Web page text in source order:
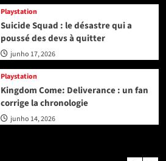
Playstation
Suicide Squad : le désastre qui a
poussé des devs à quitter
junho 17, 2026
Playstation
Kingdom Come: Deliverance : un fan
corrige la chronologie
junho 14, 2026